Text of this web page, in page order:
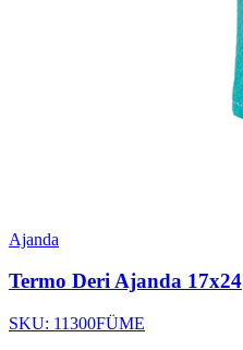
Ajanda
Termo Deri Ajanda 17x24
SKU: 11300FÜME